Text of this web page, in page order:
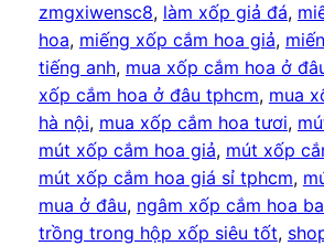
zmgxiwensc8, làm xốp giả đá,
hoa, miếng xốp cắm hoa giả,
tiếng anh, mua xốp cắm hoa ở
xốp cắm hoa ở đâu tphcm, mua
hà nội, mua xốp cắm hoa tươi,
mút xốp cắm hoa giả, mút xốp
mút xốp cắm hoa giá sỉ tphcm,
mua ở đâu, ngâm xốp cắm hoa
trồng trong hộp xốp siêu tốt,